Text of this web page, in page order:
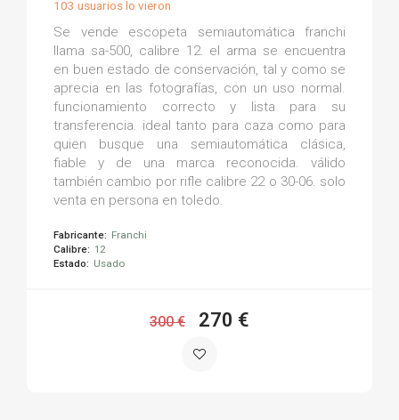
103 usuarios lo vieron
Se vende escopeta semiautomática franchi
llama sa-500, calibre 12. el arma se encuentra
en buen estado de conservación, tal y como se
aprecia en las fotografías, con un uso normal.
funcionamiento correcto y lista para su
transferencia. ideal tanto para caza como para
quien busque una semiautomática clásica,
fiable y de una marca reconocida. válido
también cambio por rifle calibre 22 o 30-06. solo
venta en persona en toledo.
Fabricante: Franchi
Calibre: 12
Estado: Usado
300 € 270 €